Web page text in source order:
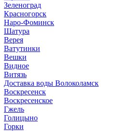
Зеленоград
Красногорск
Наро-Фоминск
Шатура
Верея
Ватутинки
Вешки
Видное
Витязь
Доставка воды Волоколамск
Воскресенск
Воскресенское
Гжель
Голицыно
Горки